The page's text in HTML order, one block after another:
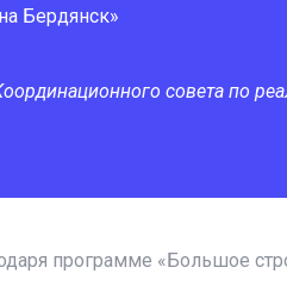
Бердянск»
совета по
программе «Большое